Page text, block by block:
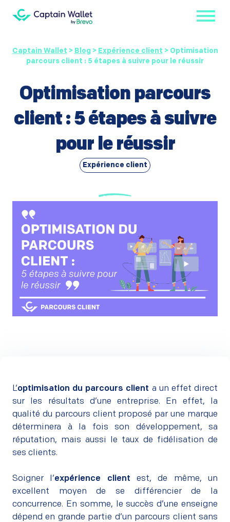
Captain Wallet > Blog> Expérience client > Optimisation
parcours client : 5 étapes à suivre pour le réussir
Optimisation parcours
client : 5 étapes à suivre
pour le réussir
Expérience client
L’optimisation du parcours client a un effet direct
sur les résultats d’une entreprise. En effet, la
qualité du parcours client proposé par une marque
déterminera à la fois son développement, sa
réputation, mais aussi le taux de fidélisation de
ses clients.
Soigner l’expérience client est, de même, un
excellent moyen de se différencier de la
concurrence. En somme, le succès d’une enseigne
dépend en grande partie d’un parcours client sans